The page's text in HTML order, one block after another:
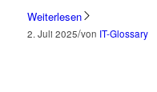
Weiterlesen
2. Juli 2025/von IT-Glossary